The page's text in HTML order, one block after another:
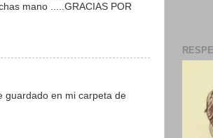
mano .....GRACIAS POR
guardado en mi carpeta de